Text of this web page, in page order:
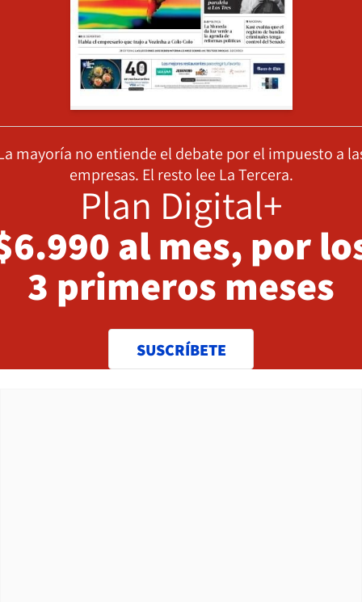
mayoría no entiende el debate por el impuesto a
empresas. El resto lee La Tercera.
Plan Digital+
al mes, por
3 primeros meses
SUSCRÍBETE